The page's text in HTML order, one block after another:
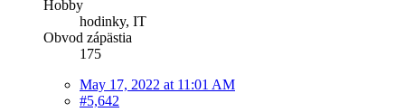
Hobby
hodinky, IT
Obvod zápästia
175
May 17, 2022 at 11:01 AM
#5,642